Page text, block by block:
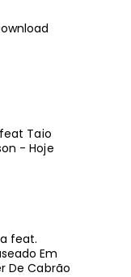
Taio
- Hoje
feat.
Em
De Cabrão